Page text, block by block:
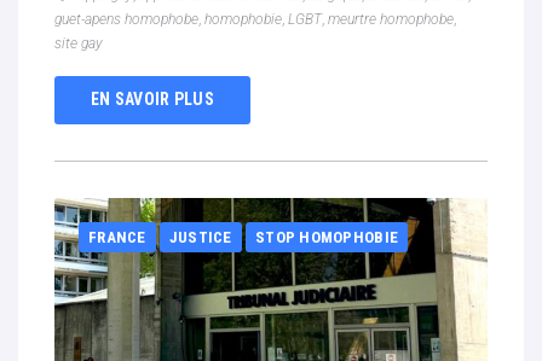
guet-apens homophobe, homophobie, LGBT, meurtre homophobe,
site gay
EN SAVOIR PLUS
FRANCE JUSTICE STOP HOMOPHOBIE